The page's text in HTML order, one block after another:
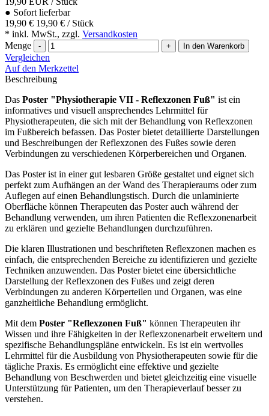
● Sofort lieferbar
19,90 € 19,90 € / Stück
* inkl. MwSt., zzgl. Versandkosten
Menge
- + In den Warenkorb
Vergleichen
Auf den Merkzettel
Beschreibung
Das Poster "Physiotherapie VII - Reflexzonen Fuß" ist ein
informatives und visuell ansprechendes Lehrmittel für
Physiotherapeuten, die sich mit der Behandlung von Reflexzonen
im Fußbereich befassen. Das Poster bietet detaillierte Darstellungen
und Beschreibungen der Reflexzonen des Fußes sowie deren
Verbindungen zu verschiedenen Körperbereichen und Organen.
Das Poster ist in einer gut lesbaren Größe gestaltet und eignet sich
perfekt zum Aufhängen an der Wand des Therapieraums oder zum
Auflegen auf einen Behandlungstisch. Durch die unlaminierte
Oberfläche können Therapeuten das Poster auch während der
Behandlung verwenden, um ihren Patienten die Reflexzonenarbeit
zu erklären und gezielte Behandlungen durchzuführen.
Die klaren Illustrationen und beschrifteten Reflexzonen machen es
einfach, die entsprechenden Bereiche zu identifizieren und gezielte
Techniken anzuwenden. Das Poster bietet eine übersichtliche
Darstellung der Reflexzonen des Fußes und zeigt deren
Verbindungen zu anderen Körperteilen und Organen, was eine
ganzheitliche Behandlung ermöglicht.
Mit dem Poster "Reflexzonen Fuß" können Therapeuten ihr
Wissen und ihre Fähigkeiten in der Reflexzonenarbeit erweitern und
spezifische Behandlungspläne entwickeln. Es ist ein wertvolles
Lehrmittel für die Ausbildung von Physiotherapeuten sowie für die
tägliche Praxis. Es ermöglicht eine effektive und gezielte
Behandlung von Beschwerden und bietet gleichzeitig eine visuelle
Unterstützung für Patienten, um den Therapieverlauf besser zu
verstehen.